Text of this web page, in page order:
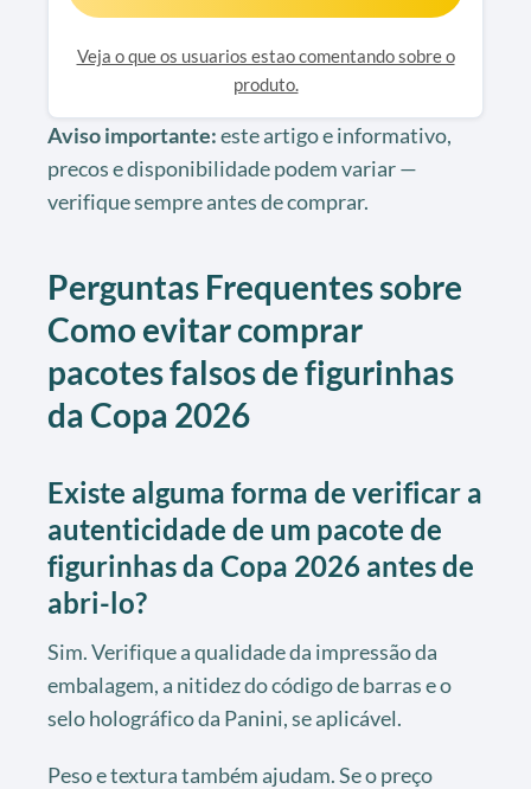
Veja o que os usuarios estao comentando sobre o
produto.
Aviso importante:este artigo e informativo,
precos e disponibilidade podem variar —
verifique sempre antes de comprar.
Perguntas Frequentes sobre
Como evitar comprar
pacotes falsos de figurinhas
da Copa 2026
Existe alguma forma de verificar a
autenticidade de um pacote de
figurinhas da Copa 2026 antes de
abri-lo?
Sim. Verifique a qualidade da impressão da
embalagem, a nitidez do código de barras e o
selo holográfico da Panini, se aplicável.
Peso e textura também ajudam. Se o preço